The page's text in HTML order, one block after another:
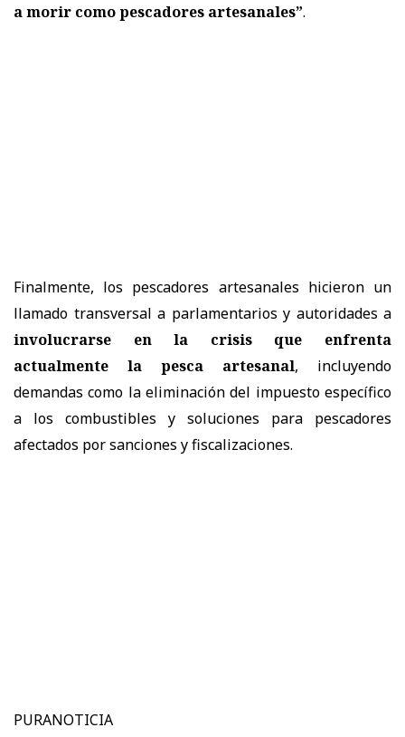
a morir como pescadores artesanales”.
Finalmente, los pescadores artesanales hicieron un
llamado transversal a parlamentarios y autoridades a
involucrarse en la crisis que enfrenta
actualmente la pesca artesanal, incluyendo
demandas como la eliminación del impuesto específico
a los combustibles y soluciones para pescadores
afectados por sanciones y fiscalizaciones.
PURANOTICIA